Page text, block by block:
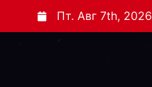
е
Пт. Авг 7th, 2026